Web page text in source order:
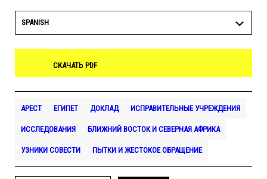
SPANISH
СКАЧАТЬ PDF
АРЕСТ ЕГИПЕТ ДОКЛАД ИСПРАВИТЕЛЬНЫЕ УЧРЕЖДЕНИЯ
ИССЛЕДОВАНИЯ БЛИЖНИЙ ВОСТОК И СЕВЕРНАЯ АФРИКА
УЗНИКИ СОВЕСТИ ПЫТКИ И ЖЕСТОКОЕ ОБРАЩЕНИЕ